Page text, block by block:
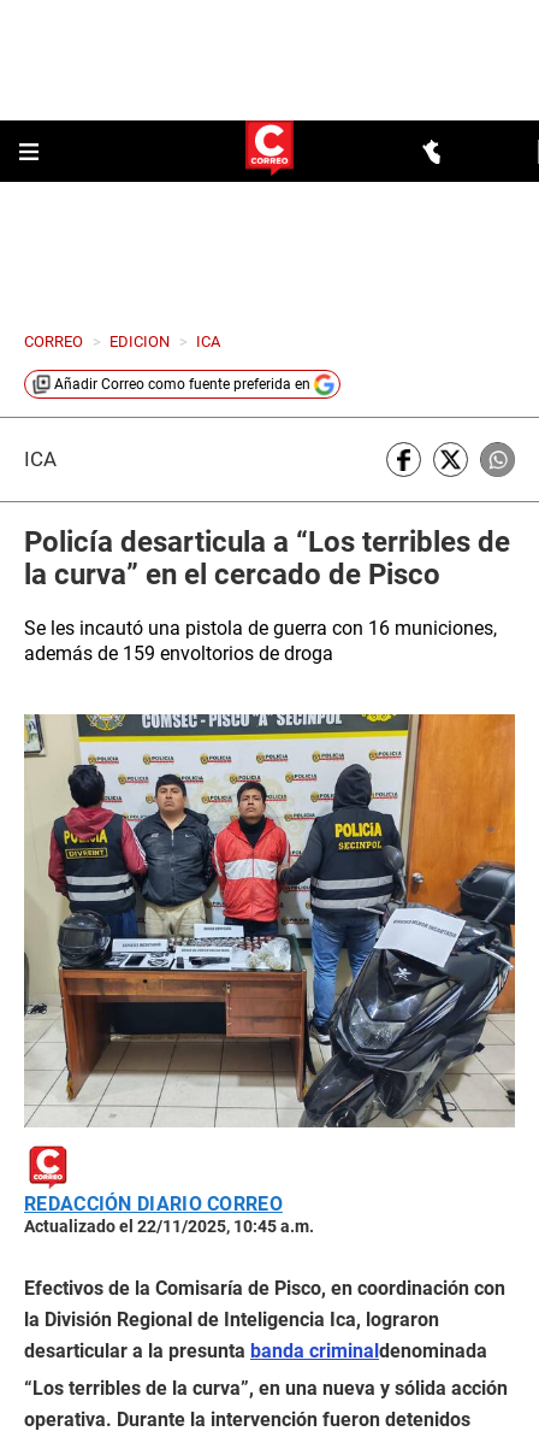
CORREO > EDICION > ICA
Añadir Correo como fuente preferida en
ICA
Policía desarticula a “Los terribles de
la curva” en el cercado de Pisco
Se les incautó una pistola de guerra con 16 municiones,
además de 159 envoltorios de droga
REDACCIÓN DIARIO CORREO
Actualizado el 22/11/2025, 10:45 a.m.
Efectivos de la Comisaría de Pisco, en coordinación con
la División Regional de Inteligencia Ica, lograron
desarticular a la presunta banda criminaldenominada
“Los terribles de la curva”, en una nueva y sólida acción
operativa. Durante la intervención fueron detenidos